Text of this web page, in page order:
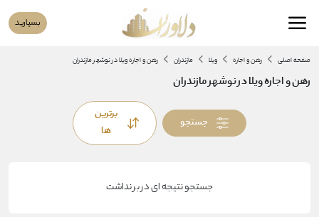
بسپارید
صفحه اصلی رهن و اجاره ویلا مازندران رهن و اجاره ویلا در نوشهر مازندران
رهن و اجاره ویلا در نوشهر مازندران
جستجو
برترین
ها
جستجو نتیجه ای در بر نداشت